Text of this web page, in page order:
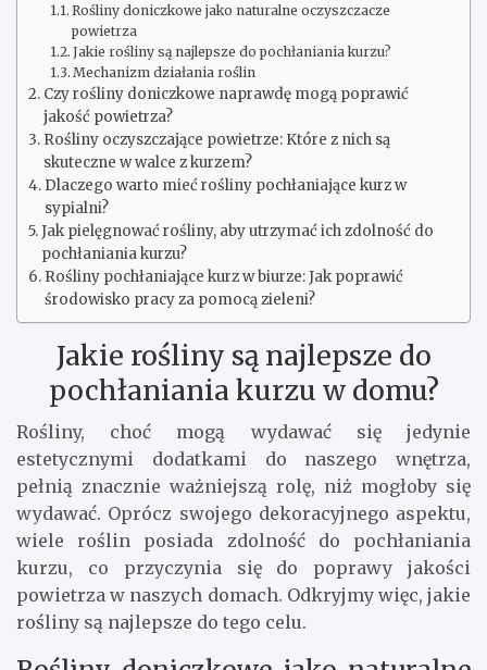
Rośliny doniczkowe jako naturalne oczyszczacze
powietrza
Jakie rośliny są najlepsze do pochłaniania kurzu?
Mechanizm działania roślin
Czy rośliny doniczkowe naprawdę mogą poprawić
jakość powietrza?
Rośliny oczyszczające powietrze: Które z nich są
skuteczne w walce z kurzem?
Dlaczego warto mieć rośliny pochłaniające kurz w
sypialni?
Jak pielęgnować rośliny, aby utrzymać ich zdolność do
pochłaniania kurzu?
Rośliny pochłaniające kurz w biurze: Jak poprawić
środowisko pracy za pomocą zieleni?
Jakie rośliny są najlepsze do
pochłaniania kurzu w domu?
Rośliny, choć mogą wydawać się jedynie
estetycznymi dodatkami do naszego wnętrza,
pełnią znacznie ważniejszą rolę, niż mogłoby się
wydawać. Oprócz swojego dekoracyjnego aspektu,
wiele roślin posiada zdolność do pochłaniania
kurzu, co przyczynia się do poprawy jakości
powietrza w naszych domach. Odkryjmy więc, jakie
rośliny są najlepsze do tego celu.